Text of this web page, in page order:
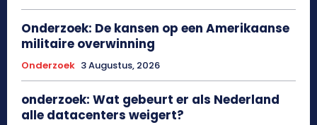
Onderzoek: De kansen op een Amerikaanse
militaire overwinning
Onderzoek 3 Augustus, 2026
onderzoek: Wat gebeurt er als Nederland
alle datacenters weigert?